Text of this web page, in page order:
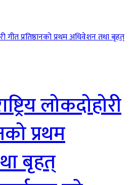
लोकदोहोरी
प्रथम
बृहत्